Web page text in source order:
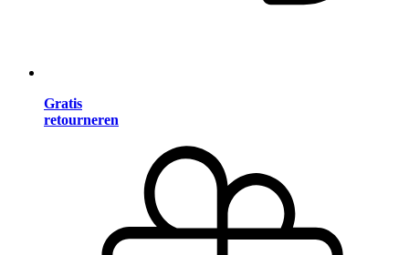
Gratis
retourneren